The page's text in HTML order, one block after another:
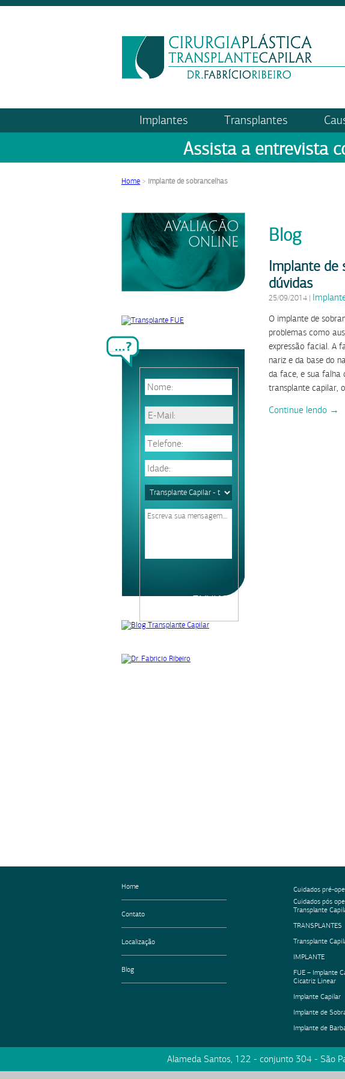
Implantes Transplantes
Assista a entrevista
Home > implante de sobrancelhas
field
Blog
Implante de
dúvidas
25/09/2014 |
O implante de
problemas como
expressão facial. A
nariz e da base do
da face, e sua falha
transplante capilar,
Continue lendo →
Home
Contato
Localização
Blog
Cuidados pré-
Cuidados pós
Transplante
TRANSPLANTES
Transplante
IMPLANTE
FUE – Implante
Cicatriz Linear
Implante Capilar
Implante de
Implante de
Alameda Santos, 122 - conjunto 304 - São